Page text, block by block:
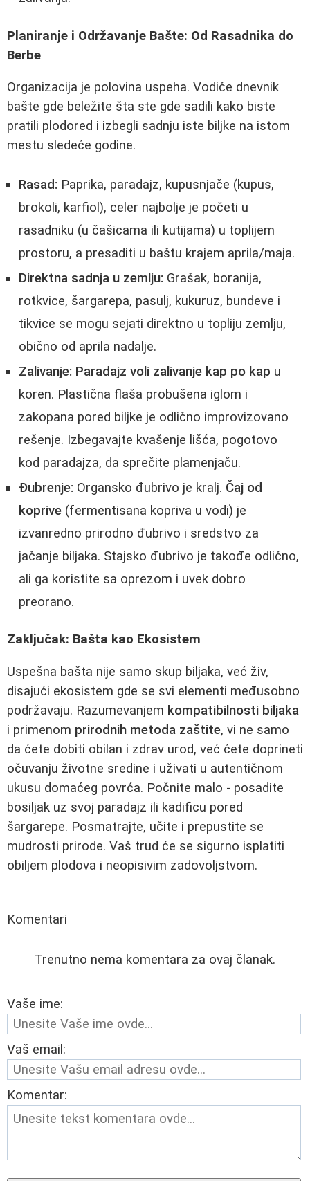
Planiranje i Održavanje Bašte: Od Rasadnika do
Berbe
Organizacija je polovina uspeha. Vodiče dnevnik
bašte gde beležite šta ste gde sadili kako biste
pratili plodored i izbegli sadnju iste biljke na istom
mestu sledeće godine.
Rasad: Paprika, paradajz, kupusnjače (kupus,
brokoli, karfiol), celer najbolje je početi u
rasadniku (u čašicama ili kutijama) u toplijem
prostoru, a presaditi u baštu krajem aprila/maja.
Direktna sadnja u zemlju: Grašak, boranija,
rotkvice, šargarepa, pasulj, kukuruz, bundeve i
tikvice se mogu sejati direktno u topliju zemlju,
obično od aprila nadalje.
Zalivanje: Paradajz voli zalivanje kap po kap u
koren. Plastična flaša probušena iglom i
zakopana pored biljke je odlično improvizovano
rešenje. Izbegavajte kvašenje lišća, pogotovo
kod paradajza, da sprečite plamenjaču.
Đubrenje: Organsko đubrivo je kralj. Čaj od
koprive (fermentisana kopriva u vodi) je
izvanredno prirodno đubrivo i sredstvo za
jačanje biljaka. Stajsko đubrivo je takođe odlično,
ali ga koristite sa oprezom i uvek dobro
preorano.
Zaključak: Bašta kao Ekosistem
Uspešna bašta nije samo skup biljaka, već živ,
disajući ekosistem gde se svi elementi međusobno
podržavaju. Razumevanjem kompatibilnosti biljaka
i primenom prirodnih metoda zaštite, vi ne samo
da ćete dobiti obilan i zdrav urod, već ćete doprineti
očuvanju životne sredine i uživati u autentičnom
ukusu domaćeg povrća. Počnite malo - posadite
bosiljak uz svoj paradajz ili kadificu pored
šargarepe. Posmatrajte, učite i prepustite se
mudrosti prirode. Vaš trud će se sigurno isplatiti
obiljem plodova i neopisivim zadovoljstvom.
Komentari
Trenutno nema komentara za ovaj članak.
Vaše ime:
Vaš email:
Komentar: